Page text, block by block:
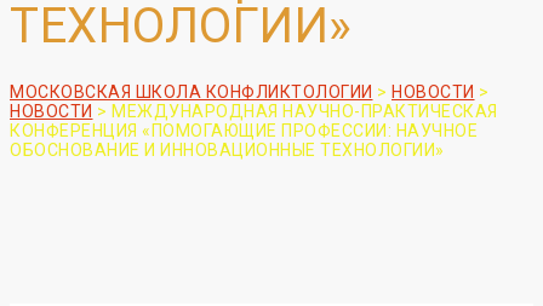
ТЕХНОЛОГИИ»
МОСКОВСКАЯ ШКОЛА КОНФЛИКТОЛОГИИ > НОВОСТИ >
НОВОСТИ > МЕЖДУНАРОДНАЯ НАУЧНО-ПРАКТИЧЕСКАЯ
КОНФЕРЕНЦИЯ «ПОМОГАЮЩИЕ ПРОФЕССИИ: НАУЧНОЕ
ОБОСНОВАНИЕ И ИННОВАЦИОННЫЕ ТЕХНОЛОГИИ»